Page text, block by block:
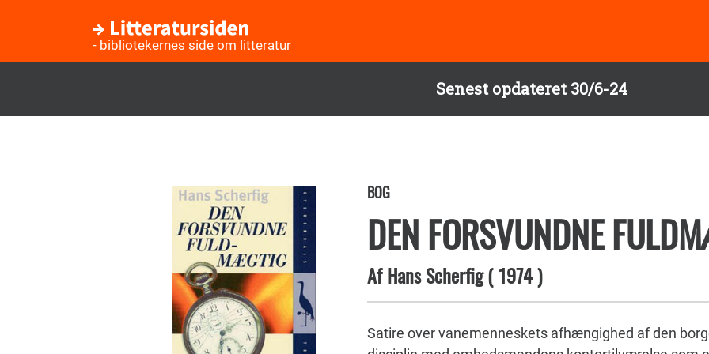
Senest opdateret 30/6-24
- bibliotekernes side om litteratur
BOG
DEN FORSVUNDNE
AfHans Scherfig(1974)
Satire over vanemenneskets afhængighed af den